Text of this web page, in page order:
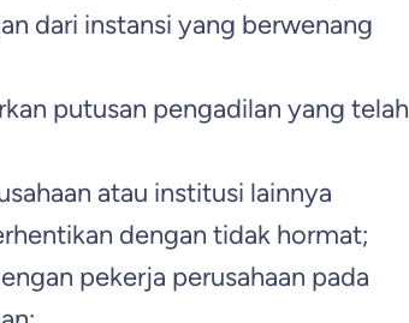
dari instansi yang berwenang
putusan pengadilan yang telah
atau institusi lainnya
dengan tidak hormat;
pekerja perusahaan pada